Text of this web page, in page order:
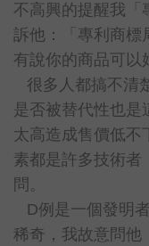
不高興的提醒我「
訴他：「專利商標
有說你的商品可以
很多人都搞不清
是否被替代性也是
太高造成售價低不
素都是許多技術者
問。
D例是一個發明
稀奇，我故意問他